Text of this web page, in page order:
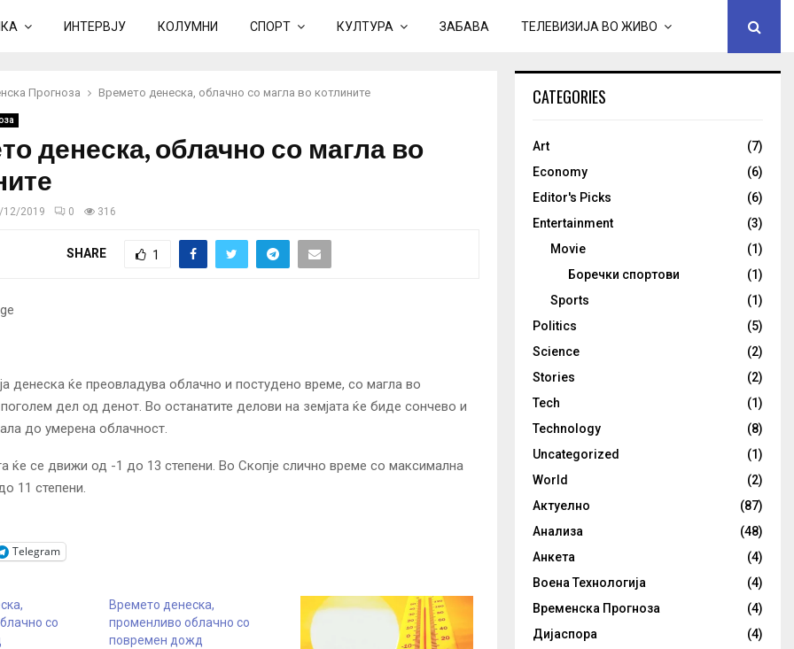
ИНТЕРВЈУ КОЛУМНИ СПОРТ КУЛТУРА ЗАБАВА ТЕЛЕВИЗИЈА ВО ЖИВО
Прогноза Времето денеска, облачно со магла во котлините
денеска, облачно со магла во
12/2019 0 316
SHARE 1
денеска ќе преовладува облачно и постудено време, со магла во
дел од денот. Во останатите делови на земјата ќе биде сончево и
до умерена облачност.
ќе се движи од -1 до 13 степени. Во Скопје слично време со максимална
11 степени.
Telegram
со
Времето денеска,
променливо облачно со
повремен дожд
CATEGORIES
Art
(7)
Economy
(6)
Editor's Picks
(6)
Entertainment
(3)
Movie
(1)
Боречки спортови
(1)
Sports
(1)
Politics
(5)
Science
(2)
Stories
(2)
Tech
(1)
Technology
(8)
Uncategorized
(1)
World
(2)
Актуелно
(87)
Анализа
(48)
Анкета
(4)
Воена Технологија
(4)
Временска Прогноза
(4)
Дијаспора
(4)